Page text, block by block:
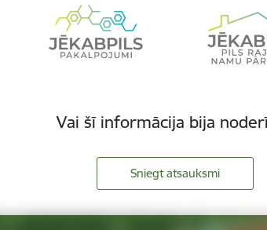
Vai šī informācija bija
Sniegt atsauksmi